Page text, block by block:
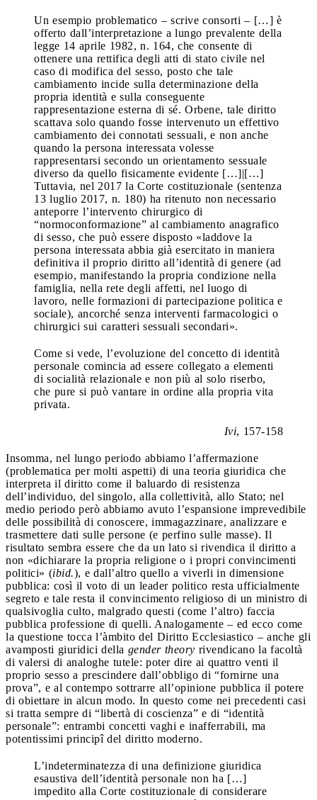
Un esempio problematico – scrive consorti – […] è
offerto dall’interpretazione a lungo prevalente della
legge 14 aprile 1982, n. 164, che consente di
ottenere una rettifica degli atti di stato civile nel
caso di modifica del sesso, posto che tale
cambiamento incide sulla determinazione della
propria identità e sulla conseguente
rappresentazione esterna di sé. Orbene, tale diritto
scattava solo quando fosse intervenuto un effettivo
cambiamento dei connotati sessuali, e non anche
quando la persona interessata volesse
rappresentarsi secondo un orientamento sessuale
diverso da quello fisicamente evidente […]|[…]
Tuttavia, nel 2017 la Corte costituzionale (sentenza
13 luglio 2017, n. 180) ha ritenuto non necessario
anteporre l’intervento chirurgico di
“normoconformazione” al cambiamento anagrafico
di sesso, che può essere disposto «laddove la
persona interessata abbia già esercitato in maniera
definitiva il proprio diritto all’identità di genere (ad
esempio, manifestando la propria condizione nella
famiglia, nella rete degli affetti, nel luogo di
lavoro, nelle formazioni di partecipazione politica e
sociale), ancorché senza interventi farmacologici o
chirurgici sui caratteri sessuali secondari».
Come si vede, l’evoluzione del concetto di identità
personale comincia ad essere collegato a elementi
di socialità relazionale e non più al solo riserbo,
che pure si può vantare in ordine alla propria vita
privata.
Ivi, 157-158
Insomma, nel lungo periodo abbiamo l’affermazione
(problematica per molti aspetti) di una teoria giuridica che
interpreta il diritto come il baluardo di resistenza
dell’individuo, del singolo, alla collettività, allo Stato; nel
medio periodo però abbiamo avuto l’espansione imprevedibile
delle possibilità di conoscere, immagazzinare, analizzare e
trasmettere dati sulle persone (e perfino sulle masse). Il
risultato sembra essere che da un lato si rivendica il diritto a
non «dichiarare la propria religione o i propri convincimenti
politici» (ibid.), e dall’altro quello a viverli in dimensione
pubblica: così il voto di un leader politico resta ufficialmente
segreto e tale resta il convincimento religioso di un ministro di
qualsivoglia culto, malgrado questi (come l’altro) faccia
pubblica professione di quelli. Analogamente – ed ecco come
la questione tocca l’àmbito del Diritto Ecclesiastico – anche gli
avamposti giuridici della gender theory rivendicano la facoltà
di valersi di analoghe tutele: poter dire ai quattro venti il
proprio sesso a prescindere dall’obbligo di “fornirne una
prova”, e al contempo sottrarre all’opinione pubblica il potere
di obiettare in alcun modo. In questo come nei precedenti casi
si tratta sempre di “libertà di coscienza” e di “identità
personale”: entrambi concetti vaghi e inafferrabili, ma
potentissimi principî del diritto moderno.
L’indeterminatezza di una definizione giuridica
esaustiva dell’identità personale non ha […]
impedito alla Corte costituzionale di considerare